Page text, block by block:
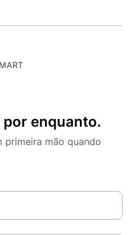
enquanto.
primeira mão quando